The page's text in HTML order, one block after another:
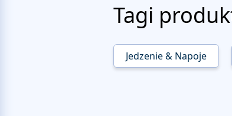
Tagi
Jedzenie & Napoje